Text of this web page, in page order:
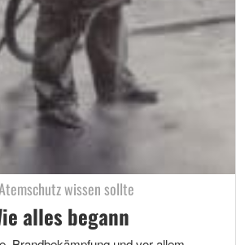
wissen sollte
alles begann